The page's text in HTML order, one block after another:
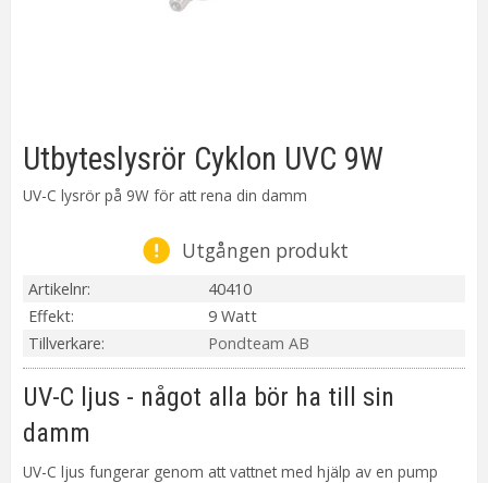
Utbyteslysrör Cyklon UVC 9W
UV-C lysrör på 9W för att rena din damm
Utgången produkt
Artikelnr
40410
Effekt
9 Watt
Tillverkare
Pondteam AB
UV-C ljus - något alla bör ha till sin
damm
UV-C ljus fungerar genom att vattnet med hjälp av en pump